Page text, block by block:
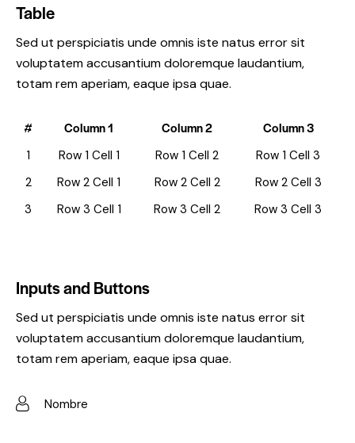
Table
Sed ut perspiciatis unde omnis iste natus error sit
voluptatem accusantium doloremque laudantium,
totam rem aperiam, eaque ipsa quae.
# Column 1 Column 2 Column 3
1 Row 1 Cell 1 Row 1 Cell 2
Row 1 Cell 3
2
Row 2 Cell 1 Row 2 Cell 2
Row 2 Cell 3
3
Row 3 Cell 1 Row 3 Cell 2 Row 3 Cell 3
Inputs and Buttons
Sed ut perspiciatis unde omnis iste natus error sit
voluptatem accusantium doloremque laudantium,
totam rem aperiam, eaque ipsa quae.